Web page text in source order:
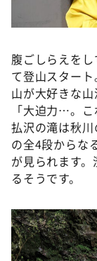
腹ごしらえを
て登山スター
山が大好きな
「大迫力…。
払沢の滝は秋
の全4段からな
が見られます
るそうです。